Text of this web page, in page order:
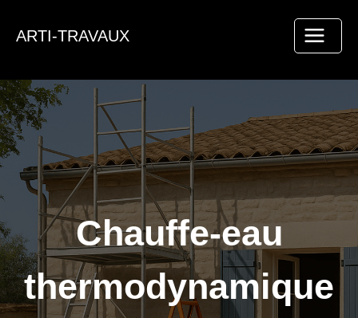
ARTI-TRAVAUX
Chauffe-eau
thermodynamique